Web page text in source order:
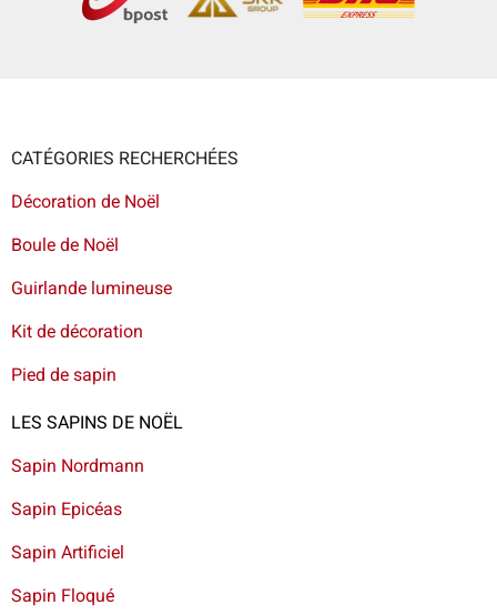
CATÉGORIES RECHERCHÉES
Décoration de Noël
Boule de Noël
Guirlande lumineuse
Kit de décoration
Pied de sapin
LES SAPINS DE NOËL
Sapin Nordmann
Sapin Epicéas
Sapin Artificiel
Sapin Floqué